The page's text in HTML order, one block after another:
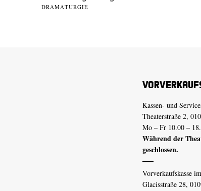
DRAMATURGIE
Kassen- und
Theaterstraße 2,
Mo – Fr 10.00 –
Während der
geschlossen.
Vorverkaufskasse
Glacisstraße 28,